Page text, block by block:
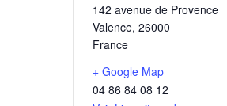
142 avenue de Provence
Valence, 26000
France
+ Google Map
04 86 84 08 12